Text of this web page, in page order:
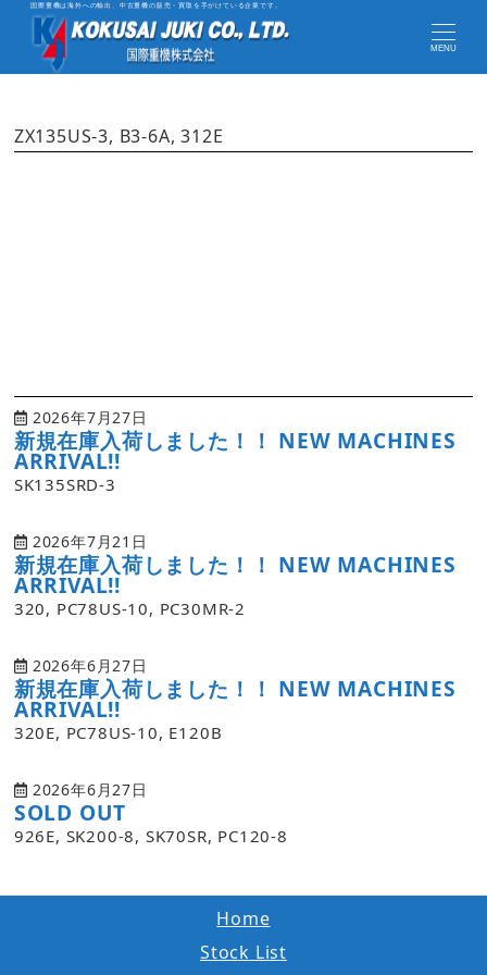
国際重機は海外への輸出、中古重機の販売・買取を手がけている企業です。
MENU
ZX135US-3, B3-6A, 312E
2026年7月27日
新規在庫入荷しました！！ NEW MACHINES
ARRIVAL!!
SK135SRD-3
2026年7月21日
新規在庫入荷しました！！ NEW MACHINES
ARRIVAL!!
320, PC78US-10, PC30MR-2
2026年6月27日
新規在庫入荷しました！！ NEW MACHINES
ARRIVAL!!
320E, PC78US-10, E120B
2026年6月27日
SOLD OUT
926E, SK200-8, SK70SR, PC120-8
Home
Stock List